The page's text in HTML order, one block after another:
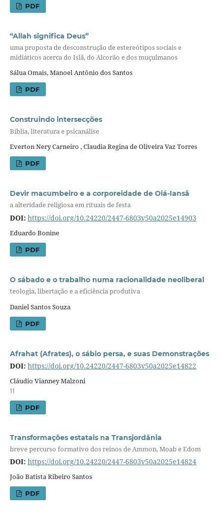
PDF
“Allah significa Deus”
uma proposta de desconstrução de estereótipos sociais e
midiáticos acerca do Islã, do Alcorão e dos muçulmanos
Sálua Omais, Manoel Antônio dos Santos
PDF
Construindo intersecções
Bíblia, literatura e psicanálise
Everton Nery Carneiro , Claudia Regina de Oliveira Vaz Torres
PDF
Devir macumbeiro e a corporeidade de Oiá-Iansã
a alteridade religiosa em rituais de festa
DOI: https://doi.org/10.24220/2447-6803v50a2025e14903
Eduardo Bonine
PDF
O sábado e o trabalho numa racionalidade neoliberal
teologia, libertação e a eficiência produtiva
Daniel Santos Souza
PDF
Afrahat (Afrates), o sábio persa, e suas Demonstrações
DOI: https://doi.org/10.24220/2447-6803v50a2025e14822
Cláudio Vianney Malzoni
11
PDF
Transformações estatais na Transjordânia
breve percurso formativo dos reinos de Ammon, Moab e Edom
DOI: https://doi.org/10.24220/2447-6803v50a2025e14824
João Batista Ribeiro Santos
PDF